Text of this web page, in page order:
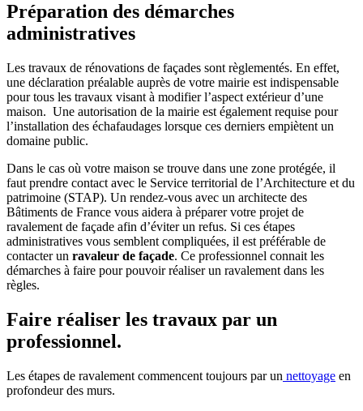
Préparation des démarches
administratives
Les travaux de rénovations de façades sont règlementés. En effet,
une déclaration préalable auprès de votre mairie est indispensable
pour tous les travaux visant à modifier l’aspect extérieur d’une
maison. Une autorisation de la mairie est également requise pour
l’installation des échafaudages lorsque ces derniers empiètent un
domaine public.
Dans le cas où votre maison se trouve dans une zone protégée, il
faut prendre contact avec le Service territorial de l’Architecture et du
patrimoine (STAP). Un rendez-vous avec un architecte des
Bâtiments de France vous aidera à préparer votre projet de
ravalement de façade afin d’éviter un refus. Si ces étapes
administratives vous semblent compliquées, il est préférable de
contacter un ravaleur de façade. Ce professionnel connait les
démarches à faire pour pouvoir réaliser un ravalement dans les
règles.
Faire réaliser les travaux par un
professionnel.
Les étapes de ravalement commencent toujours par un nettoyage en
profondeur des murs.